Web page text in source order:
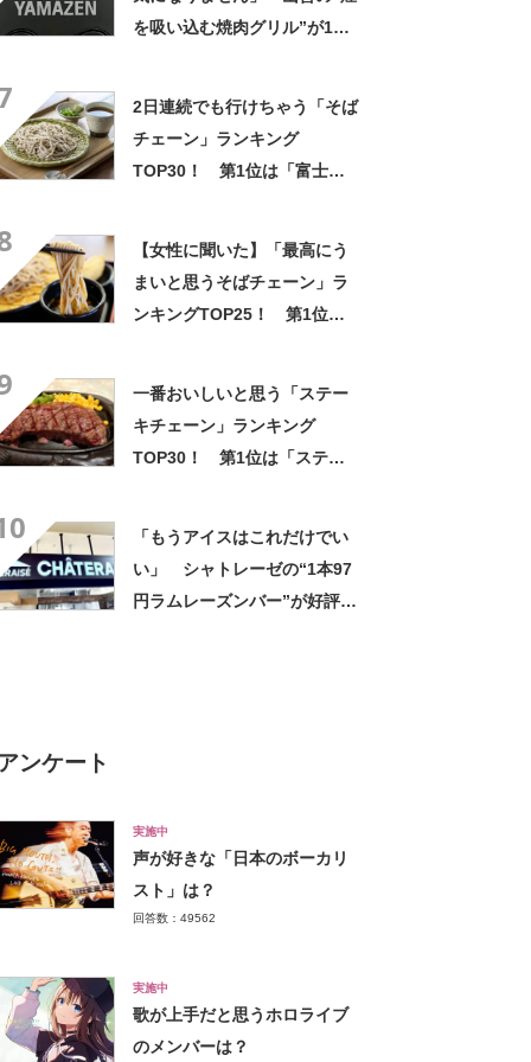
を吸い込む焼肉グリル”が1万
2日連続でも行けちゃう「そば
チェーン」ランキング
TOP30！ 第1位は「富士そ
【女性に聞いた】「最高にう
まいと思うそばチェーン」ラ
ンキングTOP25！ 第1位は
一番おいしいと思う「ステー
キチェーン」ランキング
TOP30！ 第1位は「ステー
「もうアイスはこれだけでい
い」 シャトレーゼの“1本97
円ラムレーズンバー”が好評
アンケート
実施中
声が好きな「日本のボーカリ
スト」は？
回答数：49562
実施中
歌が上手だと思うホロライブ
のメンバーは？